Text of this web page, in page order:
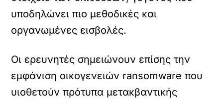
υποδηλώνει πιο μεθοδικές και
οργανωμένες εισβολές.
Οι ερευνητές σημειώνουν επίσης την
εμφάνιση οικογενειών ransomware που
υιοθετούν πρότυπα μετακβαντικής